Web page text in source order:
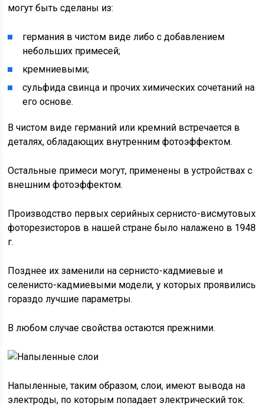
могут быть сделаны из:
германия в чистом виде либо с добавлением
небольших примесей;
кремниевыми;
сульфида свинца и прочих химических сочетаний на
его основе.
В чистом виде германий или кремний встречается в
деталях, обладающих внутренним фотоэффектом.
Остальные примеси могут, применены в устройствах с
внешним фотоэффектом.
Производство первых серийных сернисто-висмутовых
фоторезисторов в нашей стране было налажено в 1948
г.
Позднее их заменили на сернисто-кадмиевые и
селенисто-кадмиевыми модели, у которых проявились
гораздо лучшие параметры.
В любом случае свойства остаются прежними.
Напыленные, таким образом, слои, имеют вывода на
электроды, по которым попадает электрический ток.